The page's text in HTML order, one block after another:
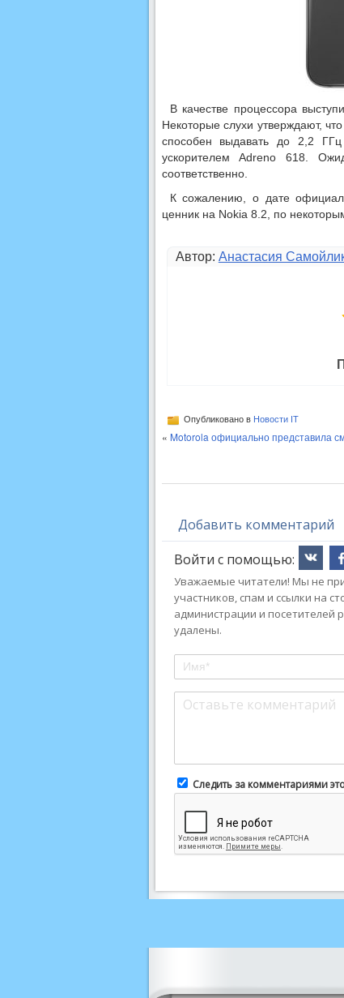
В качестве процессора
Некоторые слухи утверждают,
способен выдавать до 2,2 ГГц
ускорителем Adreno 618.
соответственно.
К сожалению, о дате
ценник на Nokia 8.2, по
Автор: Анастасия
Опубликовано в Новости IT
« Motorola официально представила
Добавить комментарий
Войти с помощью:
Уважаемые читатели! Мы не
участников, спам и ссылки на
администрации и посетителей
удалены.
Следить за комментариями